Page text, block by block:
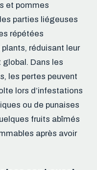
et pommes
parties liégeuses
répétées
réduisant leur
Dans les
les pertes peuvent
lors d’infestations
ou de punaises
fruits abîmés
après avoir